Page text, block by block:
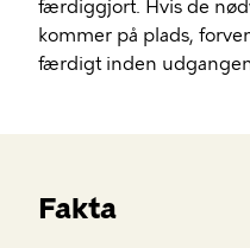
færdiggjort. Hvis de
kommer på plads,
færdigt inden
Fakta